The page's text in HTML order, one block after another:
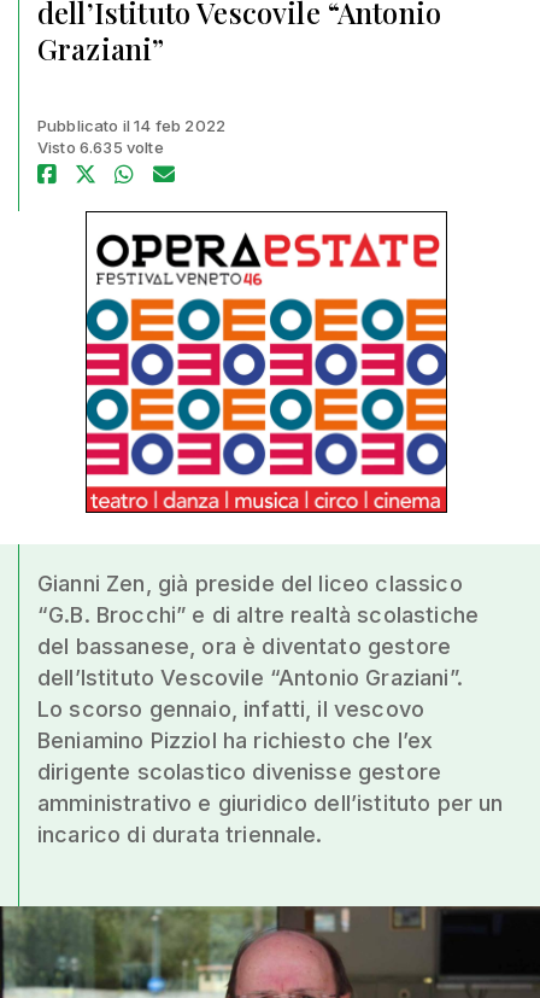
dell’Istituto Vescovile “Antonio
Graziani”
Pubblicato il 14 feb 2022
Visto 6.635 volte
Gianni Zen, già preside del liceo classico
“G.B. Brocchi” e di altre realtà scolastiche
del bassanese, ora è diventato gestore
dell’Istituto Vescovile “Antonio Graziani”.
Lo scorso gennaio, infatti, il vescovo
Beniamino Pizziol ha richiesto che l’ex
dirigente scolastico divenisse gestore
amministrativo e giuridico dell’istituto per un
incarico di durata triennale.